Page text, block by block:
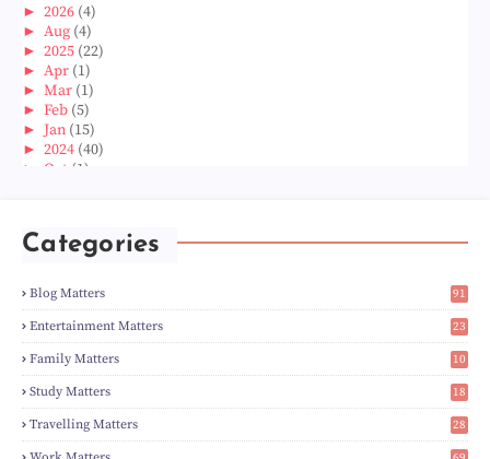
► 2026 (4)
► Aug (4)
► 2025 (22)
► Apr (1)
► Mar (1)
► Feb (5)
► Jan (15)
► 2024 (40)
► Oct (1)
►
►Apr(3)
►Feb(6)
►Jan(8)
►2023(224)
►Dec(5)
►Nov (28)
►Oct(50)
►Sept(12)
►Aug(5)
►Jul(8)
Categories
Blog Matters
91
1
Entertainment Matters
23
2
Family Matters
10
14
Study Matters
18
9
Travelling Matters
28
6